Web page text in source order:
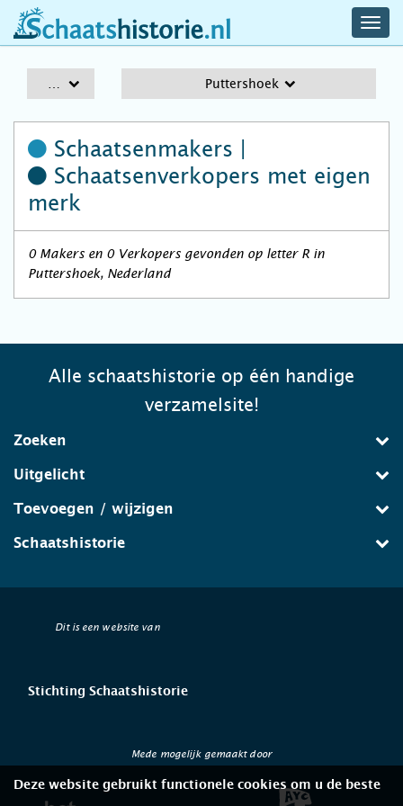
schaatshistorie.nl
Puttershoek
Schaatsenmakers |
Schaatsenverkopers met eigen
merk
0 Makers en 0 Verkopers gevonden op letter R in
Puttershoek, Nederland
Alle schaatshistorie op één handige
verzamelsite!
Zoeken
Uitgelicht
Toevoegen / wijzigen
Schaatshistorie
Dit is een website van
Stichting Schaatshistorie
Mede mogelijk gemaakt door
Deze website gebruikt functionele cookies om u de beste